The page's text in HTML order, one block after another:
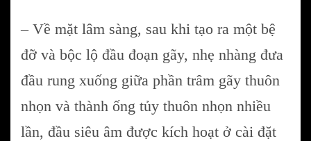
– Về mặt lâm sàng, sau khi tạo ra một bệ
đỡ và bộc lộ đầu đoạn gãy, nhẹ nhàng đưa
đầu rung xuống giữa phần trâm gãy thuôn
nhọn và thành ống tủy thuôn nhọn nhiều
lần, đầu siêu âm được kích hoạt ở cài đặt